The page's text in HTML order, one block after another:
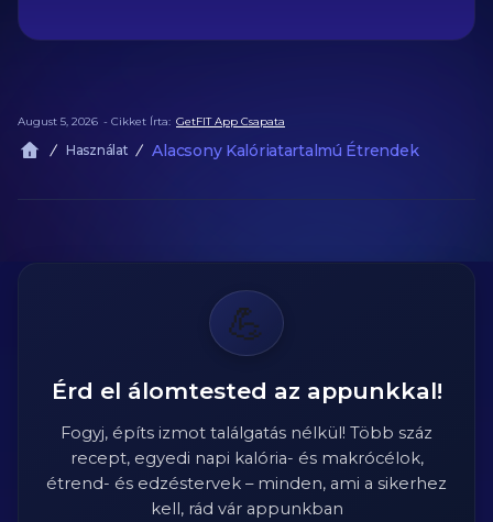
August 5, 2026 - Cikket Írta: GetFIT App Csapata
Használat Alacsony Kalóriatartalmú Étrendek
💪
Érd el álomtested az appunkkal!
Fogyj, építs izmot találgatás nélkül! Több száz
recept, egyedi napi kalória- és makrócélok,
étrend- és edzéstervek – minden, ami a sikerhez
kell, rád vár appunkban